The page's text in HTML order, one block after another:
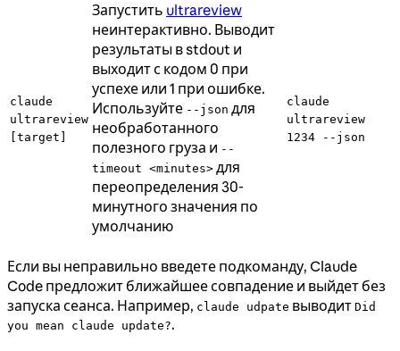
claude
ultrareview
[target]
Запустить ultrareview
неинтерактивно. Выводит
результаты в stdout и
выходит с кодом 0 при
успехе или 1 при ошибке.
Используйте --json для
необработанного
полезного груза и --
timeout <minutes> для
переопределения 30-
минутного значения по
умолчанию
claude
ultrareview
1234 --json
Если вы неправильно введете подкоманду, Claude
Code предложит ближайшее совпадение и выйдет без
запуска сеанса. Например, claude udpate выводит Did
you mean claude update?.